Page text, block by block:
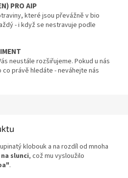
PRO AIP
které jsou převážně v bio
- i když se nestravuje podle
neustále rozšiřujeme. Pokud u nás
právě hledáte - neváhejte nás
klobouk a na rozdíl od mnoha
slunci, což mu vysloužilo
.